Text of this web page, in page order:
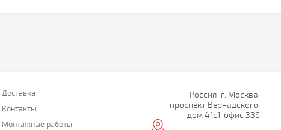
Доставка
Контакты
Монтажные работы
Россия, г. Москва,
проспект Вернадского,
дом 41с1, офис 336